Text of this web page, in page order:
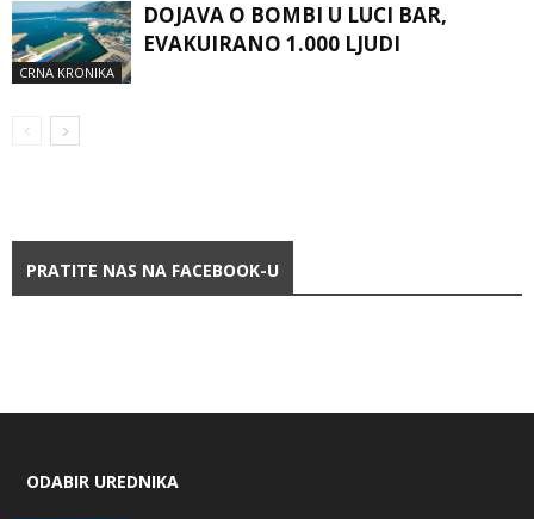
CRNA KRONIKA
DOJAVA O BOMBI U LUCI BAR,
EVAKUIRANO 1.000 LJUDI
PRATITE NAS NA FACEBOOK-U
ODABIR UREDNIKA